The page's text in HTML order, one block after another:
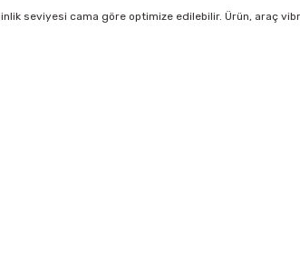
seviyesi cama göre optimize edilebilir. Ürün, araç